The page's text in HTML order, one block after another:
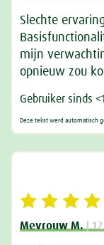
Slechte
mijn
opnieuw zou
Gebruiker sinds
Deze tekst werd automatisch
Mevrouw M. |